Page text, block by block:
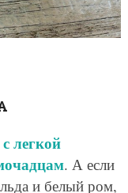
легкой
. А если
и белый ром,